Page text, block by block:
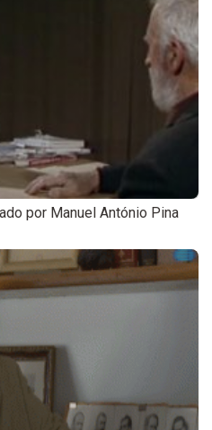
por Manuel António Pina